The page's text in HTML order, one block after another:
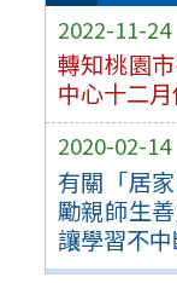
2022-11-24
轉知桃園
中心十二
2020-02-14
有關「居
勵親師生
讓學習不